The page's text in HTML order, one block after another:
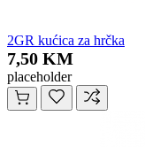
2GR kućica za hrčka
7,50 KM
placeholder